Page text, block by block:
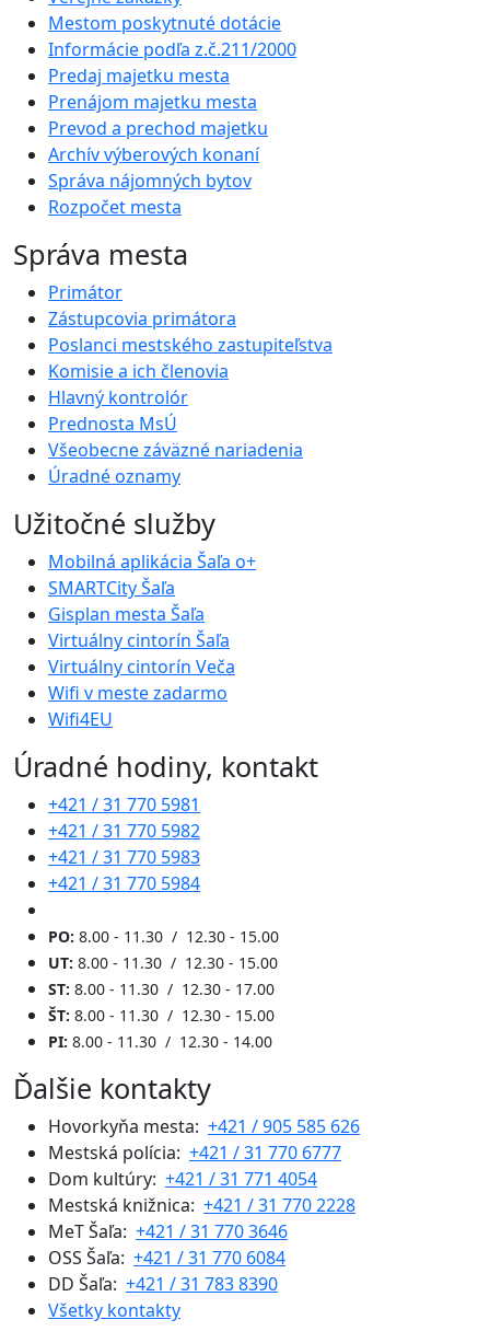
Mestom poskytnuté dotácie
Informácie podľa z.č.211/2000
Predaj majetku mesta
Prenájom majetku mesta
Prevod a prechod majetku
Archív výberových konaní
Správa nájomných bytov
Rozpočet mesta
Správa mesta
Primátor
Zástupcovia primátora
Poslanci mestského zastupiteľstva
Komisie a ich členovia
Hlavný kontrolór
Prednosta MsÚ
Všeobecne záväzné nariadenia
Úradné oznamy
Užitočné služby
Mobilná aplikácia Šaľa o+
SMARTCity Šaľa
Gisplan mesta Šaľa
Virtuálny cintorín Šaľa
Virtuálny cintorín Veča
Wifi v meste zadarmo
Wifi4EU
Úradné hodiny, kontakt
+421 / 31 770 5981
+421 / 31 770 5982
+421 / 31 770 5983
+421 / 31 770 5984
PO: 8.00 - 11.30 / 12.30 - 15.00
UT: 8.00 - 11.30 / 12.30 - 15.00
ST: 8.00 - 11.30 / 12.30 - 17.00
ŠT: 8.00 - 11.30 / 12.30 - 15.00
PI: 8.00 - 11.30 / 12.30 - 14.00
Ďalšie kontakty
Hovorkyňa mesta: +421 / 905 585 626
Mestská polícia: +421 / 31 770 6777
Dom kultúry: +421 / 31 771 4054
Mestská knižnica: +421 / 31 770 2228
MeT Šaľa: +421 / 31 770 3646
OSS Šaľa: +421 / 31 770 6084
DD Šaľa: +421 / 31 783 8390
Všetky kontakty